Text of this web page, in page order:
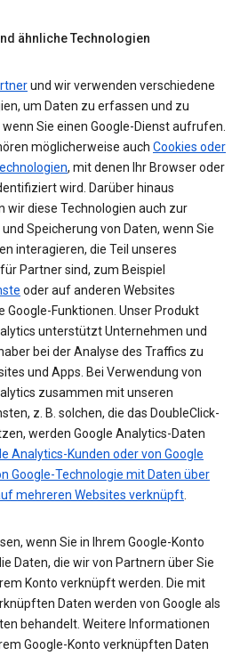
ähnliche Technologien
und wir verwenden verschiedene
um Daten zu erfassen und zu
Sie einen Google-Dienst aufrufen.
möglicherweise auch Cookies oder
, mit denen Ihr Browser oder
wird. Darüber hinaus
wir diese Technologien auch zur
Speicherung von Daten, wenn Sie
interagieren, die Teil unseres
Partner sind, zum Beispiel
oder auf anderen Websites
Google-Funktionen. Unser Produkt
unterstützt Unternehmen und
bei der Analyse des Traffics zu
und Apps. Bei Verwendung von
zusammen mit unseren
z. B. solchen, die das DoubleClick-
werden Google Analytics-Daten
Analytics-Kunden oder von Google
Google-Technologie mit Daten über
mehreren Websites verknüpft.
wenn Sie in Ihrem Google-Konto
Daten, die wir von Partnern über Sie
Konto verknüpft werden. Die mit
Daten werden von Google als
behandelt. Weitere Informationen
Google-Konto verknüpften Daten